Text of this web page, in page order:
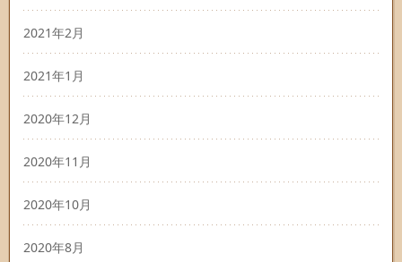
2021年2月
2021年1月
2020年12月
2020年11月
2020年10月
2020年8月